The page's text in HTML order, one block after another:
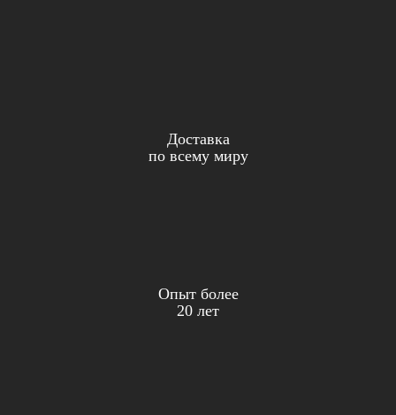
Доставка
по всему миру
Опыт более
20 лет